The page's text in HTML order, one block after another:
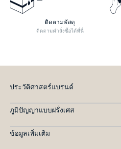
ติดตามพัสดุ
ติดตามคำสั่งซื้อได้ที่นี่
ประวัติศาสตร์แบรนด์
ภูมิปัญญาแบบฝรั่งเศส
ข้อมูลเพิ่มเติม